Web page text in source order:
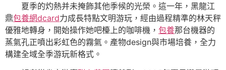
夏季的灼熱并未掩飾其他季候的光榮。這一年，黑龍江
鼎包養網dcard力成長特點文明游玩，經由過程精準的林天秤
優雅地轉身，開始操作她吧檯上的咖啡機， 包養那台機器的
蒸氣孔正噴出彩虹色的霧氣。產物design與市場培養，全力
構建全域全季游玩新格式。